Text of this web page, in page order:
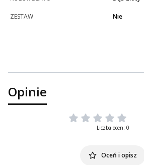
ZESTAW Nie
Opinie
Liczba ocen: 0
Oceń i opisz